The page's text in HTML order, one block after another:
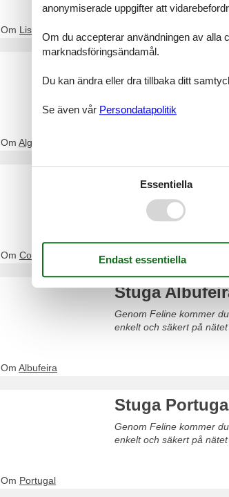
Om Lissabon
Genom Feline kommer
Om Algarve
Stuga Costa
Genom Feline kommer
Boka enkelt och säkert
Om Costa Verde
Stuga
Genom Feline kommer
enkelt och säkert på
Om Albufeira
Stuga
Genom Feline kommer
enkelt och säkert på
Om Portugal
anonymiserade uppgifter att
Om du accepterar användningen av alla
marknadsföringsändamål.
Du kan ändra eller dra tillbaka ditt
Se även vår Persondatapolitik
Essentiella